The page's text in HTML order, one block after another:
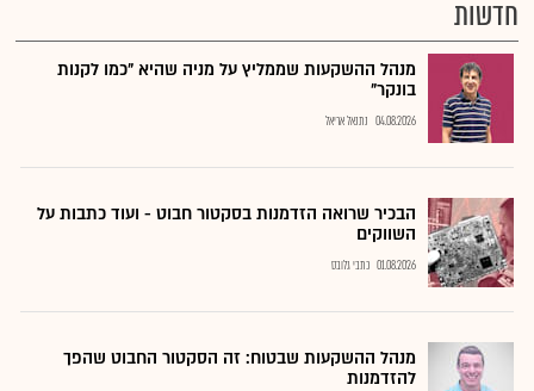
חדשות
מנהל ההשקעות שממליץ על מניה שהיא "כמו לקנות
בונקר"
04.08.2026 נתנאל אריאל
הבכיר שרואה הזדמנות בסקטור חבוט - ועוד כתבות על
השווקים
01.08.2026 כתבי גלובס
מנהל ההשקעות שבטוח: זה הסקטור החבוט שהפך
להזדמנות